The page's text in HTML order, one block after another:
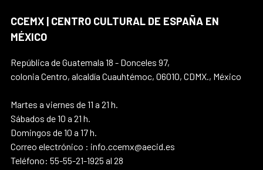
CCEMX | CENTRO CULTURAL DE ESPAÑA EN
MÉXICO
República de Guatemala 18 - Donceles 97,
colonia Centro, alcaldía Cuauhtémoc, 06010, CDMX., México
Martes a viernes de 11 a 21 h.
Sábados de 10 a 21 h.
Domingos de 10 a 17 h.
Correo electrónico : info.ccemx@aecid.es
Teléfono: 55-55-21-1925 al 28